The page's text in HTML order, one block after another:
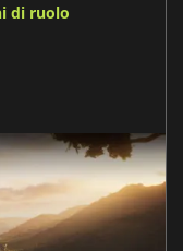
di ruolo